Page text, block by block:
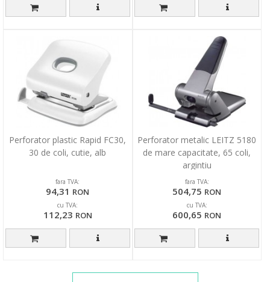
Perforator plastic Rapid FC30,
30 de coli, cutie, alb
fara TVA:
94,31 RON
cu TVA:
112,23 RON
Perforator metalic LEITZ 5180
de mare capacitate, 65 coli,
argintiu
fara TVA:
504,75 RON
cu TVA:
600,65 RON